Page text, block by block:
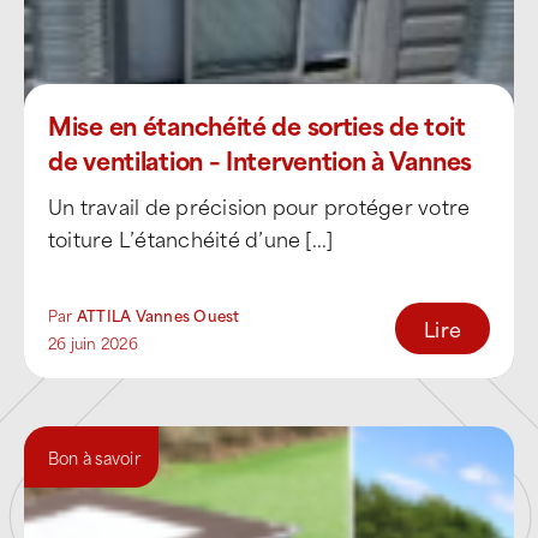
: étanchéité
bitumineuse, membranes EPDM et
Couvertures métalliques: zinc,
aluminium
En tant quecouvreur zingueur et étancheur
sur l’environnement complet du toit :
entretien et réparation des
gouttières,
chéneaux et évacuations d’eaux
pluviales,
traitement des
points singuliers:
cheminées, noues, lanterneaux,
Mise en étanchéité de sorties de toit
de ventilation – Intervention à Vannes
Un travail de précision pour protéger votre
toiture L’étanchéité d’une [...]
Par ATTILA Vannes Ouest
26 juin 2026
Lire
Bon à savoir